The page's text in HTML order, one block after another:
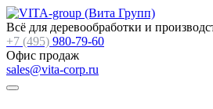
Всё для деревообработки и
+7 (495) 980-79-60
Офис продаж
sales@vita-corp.ru